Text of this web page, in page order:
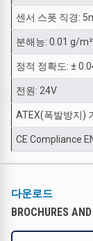
센서 스폿 직경:
분해능: 0.01 g/
정적 정확도: ±
전원: 24V
ATEX(폭발방지)
CE Compliance
다운로드
BROCHURES